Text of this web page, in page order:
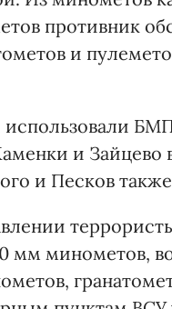
противник
и
использовали
и
и Песков
мм минометов,